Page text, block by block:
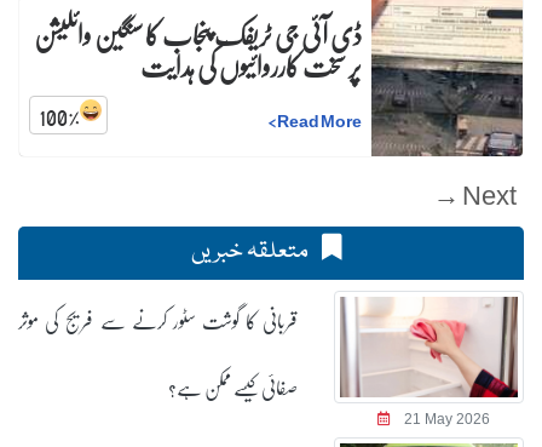
ڈی آئی جی ٹریفک پنجاب کا سنگین وائلیشن
پر سخت کارروائیوں کی ہدایت
Read More
>
100%
Next →
متعلقہ خبریں
21 May 2026
قربانی کا گوشت سٹور کرنے سے فریج کی موثر
صفائی کیسے ممکن ہے؟